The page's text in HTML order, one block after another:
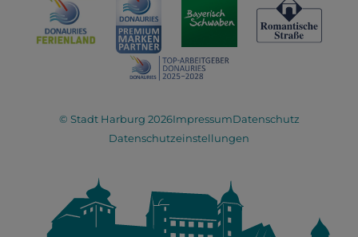
© Stadt Harburg 2026ImpressumDatenschutz
Datenschutzeinstellungen